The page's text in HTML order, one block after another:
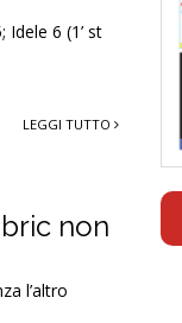
6 (1’ st
LEGGI TUTTO
non
l’altro